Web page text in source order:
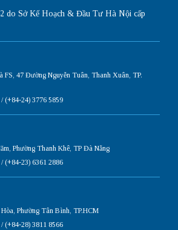
do Sở Kế Hoạch & Đầu Tư Hà Nội cấp
FS, 47 Đường Nguyễn Tuân, Thanh Xuân, TP.
(+84-24) 3776 5859
Phường Thanh Khê, TP Đà Nẵng
(+84-23) 6361 2886
Phường Tân Bình, TP.HCM
(+84-28) 3811 8566